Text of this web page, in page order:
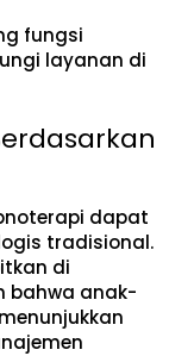
fungsi
layanan di
dapat
tradisional.
di
bahwa anak-